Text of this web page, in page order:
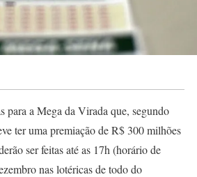
para a Mega da Virada que, segundo
ter uma premiação de R$ 300 milhões
ser feitas até as 17h (horário de
nas lotéricas de todo do